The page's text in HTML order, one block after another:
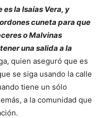
la Isaías Vera, y
cuneta para que
o Malvinas
una salida a la
quien aseguró que es
se siga usando la calle
tiene un sólo
a la comunidad que